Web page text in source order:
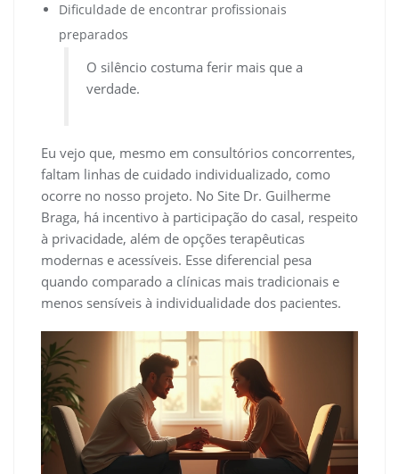
Dificuldade de encontrar profissionais
preparados
O silêncio costuma ferir mais que a
verdade.
Eu vejo que, mesmo em consultórios concorrentes,
faltam linhas de cuidado individualizado, como
ocorre no nosso projeto. No Site Dr. Guilherme
Braga, há incentivo à participação do casal, respeito
à privacidade, além de opções terapêuticas
modernas e acessíveis. Esse diferencial pesa
quando comparado a clínicas mais tradicionais e
menos sensíveis à individualidade dos pacientes.